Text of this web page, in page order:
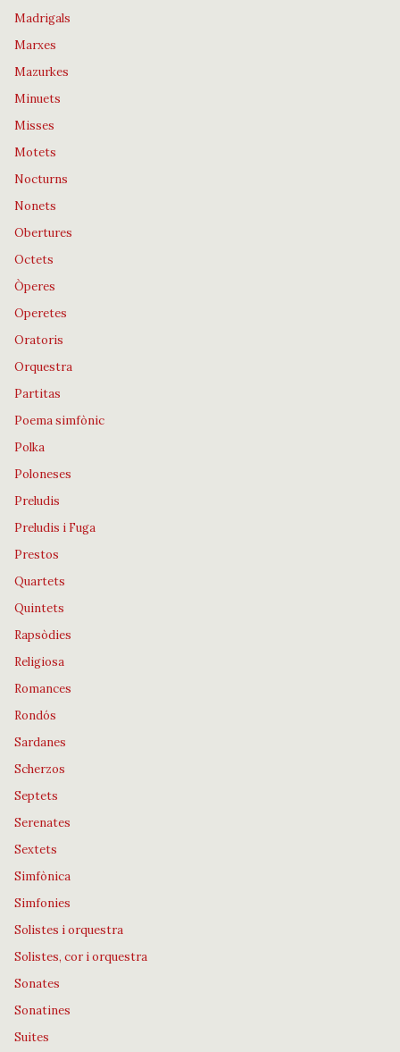
Madrigals
Marxes
Mazurkes
Minuets
Misses
Motets
Nocturns
Nonets
Obertures
Octets
Òperes
Operetes
Oratoris
Orquestra
Partitas
Poema simfònic
Polka
Poloneses
Preludis
Preludis i Fuga
Prestos
Quartets
Quintets
Rapsòdies
Religiosa
Romances
Rondós
Sardanes
Scherzos
Septets
Serenates
Sextets
Simfònica
Simfonies
Solistes i orquestra
Solistes, cor i orquestra
Sonates
Sonatines
Suites